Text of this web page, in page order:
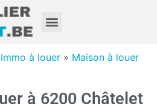
Immo à louer » Maison à louer
à 6200 Châtelet